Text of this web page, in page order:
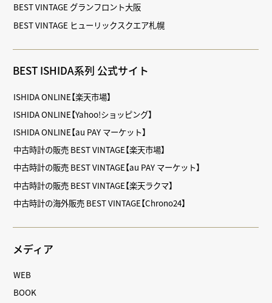
BEST VINTAGE グランフロント大阪
BEST VINTAGE ヒューリックスクエア札幌
BEST ISHIDA系列 公式サイト
ISHIDA ONLINE【楽天市場】
ISHIDA ONLINE【Yahoo!ショッピング】
ISHIDA ONLINE【au PAY マーケット】
中古時計の販売 BEST VINTAGE【楽天市場】
中古時計の販売 BEST VINTAGE【au PAY マーケット】
中古時計の販売 BEST VINTAGE【楽天ラクマ】
中古時計の海外販売 BEST VINTAGE【Chrono24】
メディア
WEB
BOOK